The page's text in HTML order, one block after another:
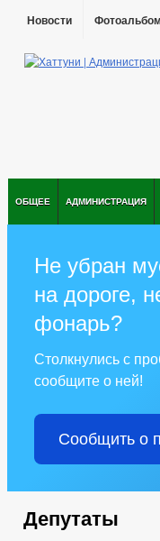
Новости Фотоальбом
ОБЩЕЕ АДМИНИСТРАЦИЯ
Не убран
на дороге,
фонарь?
Столкнулись с
сообщите о ней!
Сообщить о
Депутаты